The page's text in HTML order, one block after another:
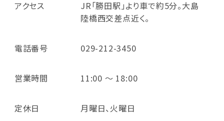
アクセス
JR「勝田駅」より車で約5分。大島
陸橋西交差点近く。
電話番号 029-212-3450
営業時間 11:00 ～ 18:00
定休日 月曜日、火曜日